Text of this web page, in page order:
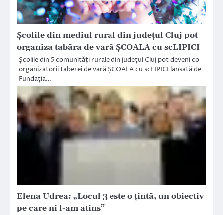
Școlile din mediul rural din județul Cluj pot
organiza tabăra de vară ȘCOALA cu scLIPICI
Școlile din 5 comunități rurale din județul Cluj pot deveni co-
organizatorii taberei de vară ȘCOALA cu scLIPICI lansată de
Fundația…
Elena Udrea: „Locul 3 este o țintă, un obiectiv
pe care ni l-am atins”